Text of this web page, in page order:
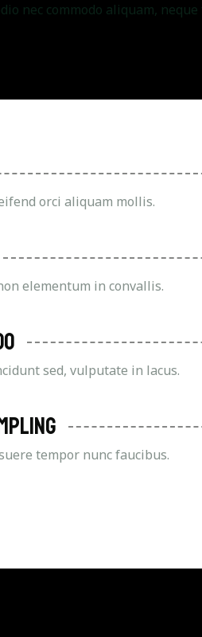
nec commodo aliquam,
orci aliquam mollis.
elementum in convallis.
sed, vulputate in lacus.
tempor nunc faucibus.